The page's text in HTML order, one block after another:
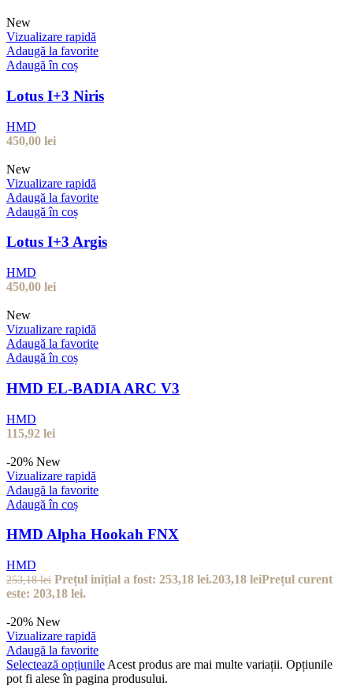
New
Vizualizare rapidă
Adaugă la favorite
Adaugă în coș
Lotus I+3 Niris
HMD
450,00 lei
New
Vizualizare rapidă
Adaugă la favorite
Adaugă în coș
Lotus I+3 Argis
HMD
450,00 lei
New
Vizualizare rapidă
Adaugă la favorite
Adaugă în coș
HMD EL-BADIA ARC V3
HMD
115,92 lei
-20% New
Vizualizare rapidă
Adaugă la favorite
Adaugă în coș
HMD Alpha Hookah FNX
HMD
253,18lei Prețul inițial a fost: 253,18 lei.203,18 leiPrețul curent
este: 203,18 lei.
-20% New
Vizualizare rapidă
Adaugă la favorite
Selectează opțiunile Acest produs are mai multe variații. Opțiunile
pot fi alese în pagina produsului.